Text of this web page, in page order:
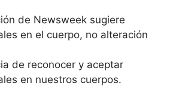
de Newsweek sugiere
en el cuerpo, no alteración
de reconocer y aceptar
en nuestros cuerpos.